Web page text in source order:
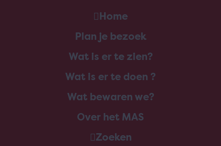
Home
Plan je bezoek
Wat is er te zien?
Wat is er te doen ?
Wat bewaren we?
Over het MAS
Zoeken